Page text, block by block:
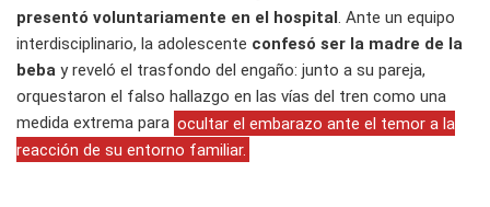
presentó voluntariamente en el hospital. Ante un equipo
interdisciplinario, la adolescente confesó ser la madre de la
beba y reveló el trasfondo del engaño: junto a su pareja,
orquestaron el falso hallazgo en las vías del tren como una
medida extrema para ocultar el embarazo ante el temor a la
reacción de su entorno familiar.